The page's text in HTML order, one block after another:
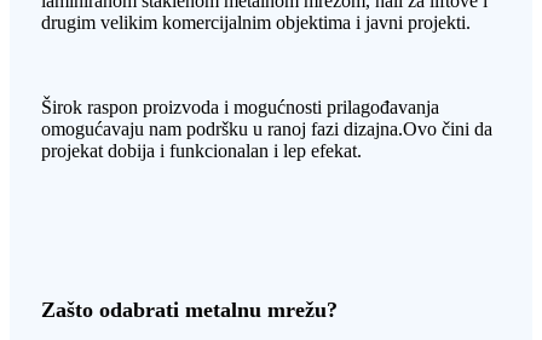
drugim velikim komercijalnim objektima i javni projekti.
Širok raspon proizvoda i mogućnosti prilagođavanja
omogućavaju nam podršku u ranoj fazi dizajna.Ovo čini da
projekat dobija i funkcionalan i lep efekat.
Zašto odabrati metalnu mrežu?